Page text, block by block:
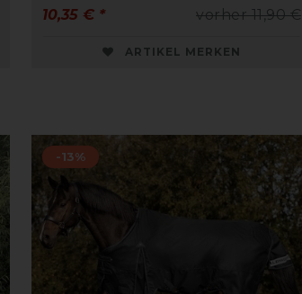
vorher 11,90 €
10,35 € *
ARTIKEL MERKEN
-13%